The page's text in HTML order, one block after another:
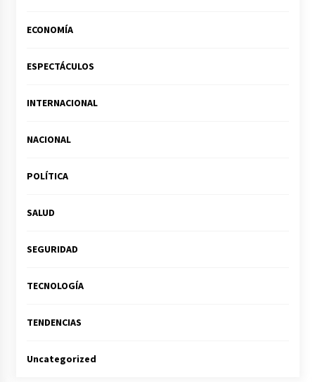
ECONOMÍA
ESPECTÁCULOS
INTERNACIONAL
NACIONAL
POLÍTICA
SALUD
SEGURIDAD
TECNOLOGÍA
TENDENCIAS
Uncategorized